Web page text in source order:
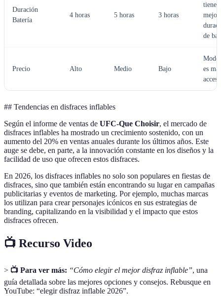
Duración
Batería
4 horas 5 horas 3 horas
tiene
mejor
de
Precio Alto Medio Bajo
es más
## Tendencias en disfraces inflables
Según el informe de ventas de UFC-Que Choisir, el mercado de
disfraces inflables ha mostrado un crecimiento sostenido, con un
aumento del 20% en ventas anuales durante los últimos años. Este
auge se debe, en parte, a la innovación constante en los diseños y la
facilidad de uso que ofrecen estos disfraces.
En 2026, los disfraces inflables no solo son populares en fiestas de
disfraces, sino que también están encontrando su lugar en campañas
publicitarias y eventos de marketing. Por ejemplo, muchas marcas
los utilizan para crear personajes icónicos en sus estrategias de
branding, capitalizando en la visibilidad y el impacto que estos
disfraces ofrecen.
📺 Recurso Video
> 📺 Para ver más: “Cómo elegir el mejor disfraz inflable”, una
guía detallada sobre las mejores opciones y consejos. Rebusque en
YouTube: “elegir disfraz inflable 2026”.